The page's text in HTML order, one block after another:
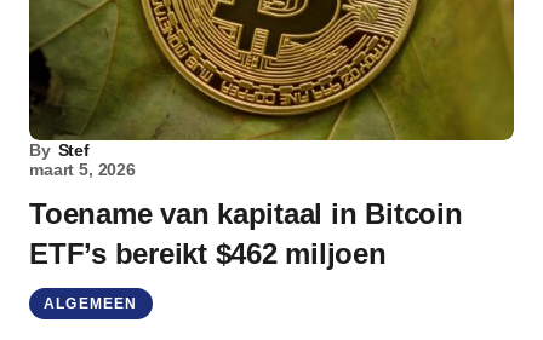
By Stef
maart 5, 2026
Toename van kapitaal in Bitcoin
ETF’s bereikt $462 miljoen
ALGEMEEN